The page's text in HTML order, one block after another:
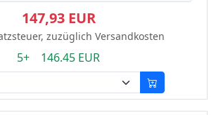
147,93 EUR
zuzüglich Versandkosten
5+ 146.45 EUR